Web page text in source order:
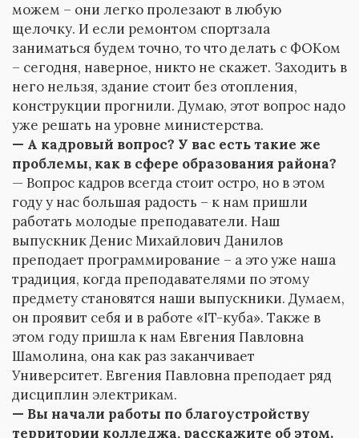
можем – они легко пролезают в любую
щелочку. И если ремонтом спортзала
заниматься будем точно, то что делать с ФОКом
– сегодня, наверное, никто не скажет. Заходить в
него нельзя, здание стоит без отопления,
конструкции прогнили. Думаю, этот вопрос надо
уже решать на уровне министерства.
— А кадровый вопрос? У вас есть такие же
проблемы, как в сфере образования района?
— Вопрос кадров всегда стоит остро, но в этом
году у нас большая радость – к нам пришли
работать молодые преподаватели. Наш
выпускник Денис Михайлович Данилов
преподает программирование – а это уже наша
традиция, когда преподавателями по этому
предмету становятся наши выпускники. Думаем,
он проявит себя и в работе «IT-куба». Также в
этом году пришла к нам Евгения Павловна
Шамолина, она как раз заканчивает
Университет. Евгения Павловна преподает ряд
дисциплин электрикам.
— Вы начали работы по благоустройству
территории колледжа, расскажите об этом.